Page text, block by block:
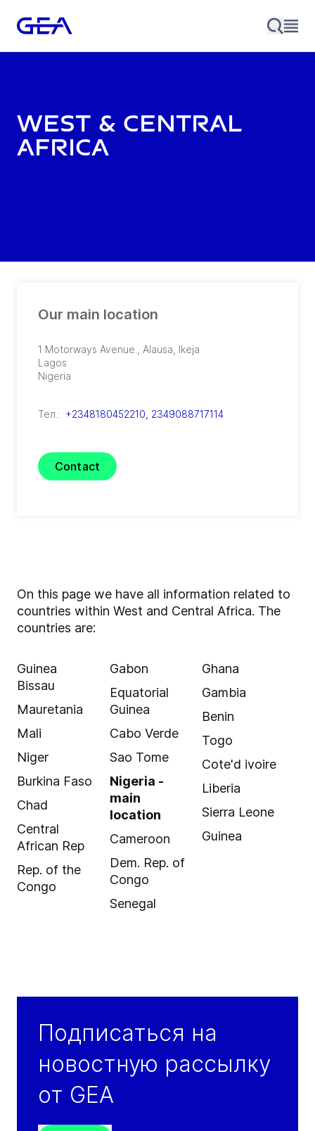
West & Central
Africa
Our main location
1 Motorways Avenue.
Alausa, Ikeja
Lagos
Nigeria
Тел.: +2348180452210, 2349088717114
Contact
On this page we have all information related to
countries within West and Central Africa. The
countries are:
Guinea
Bissau
Mauretania
Mali
Niger
Burkina Faso
Chad
Central
African Rep
Rep. of the
Congo
Gabon
Equatorial
Guinea
Cabo Verde
Sao Tome
Nigeria -
main
location
Cameroon
Dem. Rep. of
Congo
Senegal
Ghana
Gambia
Benin
Togo
Cote'd ivoire
Liberia
Sierra Leone
Guinea
Подписаться на
новостную рассылку
от GEA